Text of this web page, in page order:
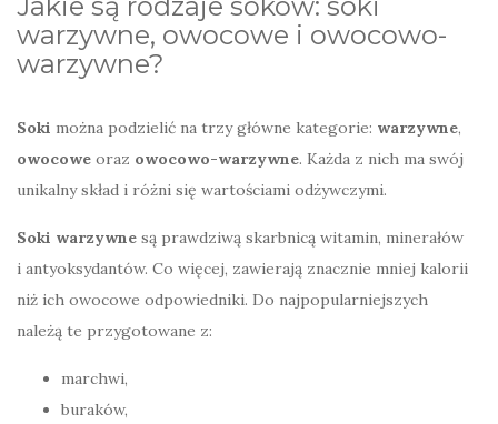
Jakie są rodzaje soków: soki
warzywne, owocowe i owocowo-
warzywne?
Soki można podzielić na trzy główne kategorie: warzywne,
owocowe oraz owocowo-warzywne. Każda z nich ma swój
unikalny skład i różni się wartościami odżywczymi.
Soki warzywne są prawdziwą skarbnicą witamin, minerałów
i antyoksydantów. Co więcej, zawierają znacznie mniej kalorii
niż ich owocowe odpowiedniki. Do najpopularniejszych
należą te przygotowane z:
marchwi,
buraków,